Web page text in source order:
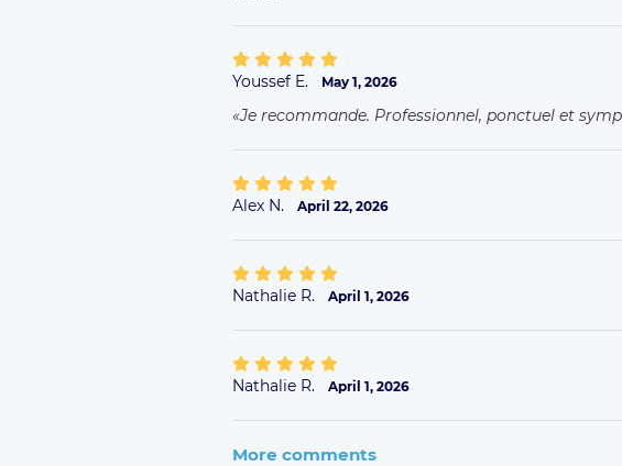
Youssef E. May 1, 2026
Je recommande. Professionnel, ponctuel et
Alex N. April 22, 2026
Nathalie R. April 1, 2026
Nathalie R. April 1, 2026
More comments